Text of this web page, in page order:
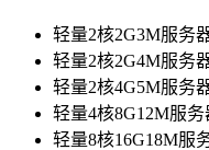
轻量2核2G3M服务
轻量2核2G4M服务
轻量2核4G5M服务
轻量4核8G12M服务
轻量8核16G18M服